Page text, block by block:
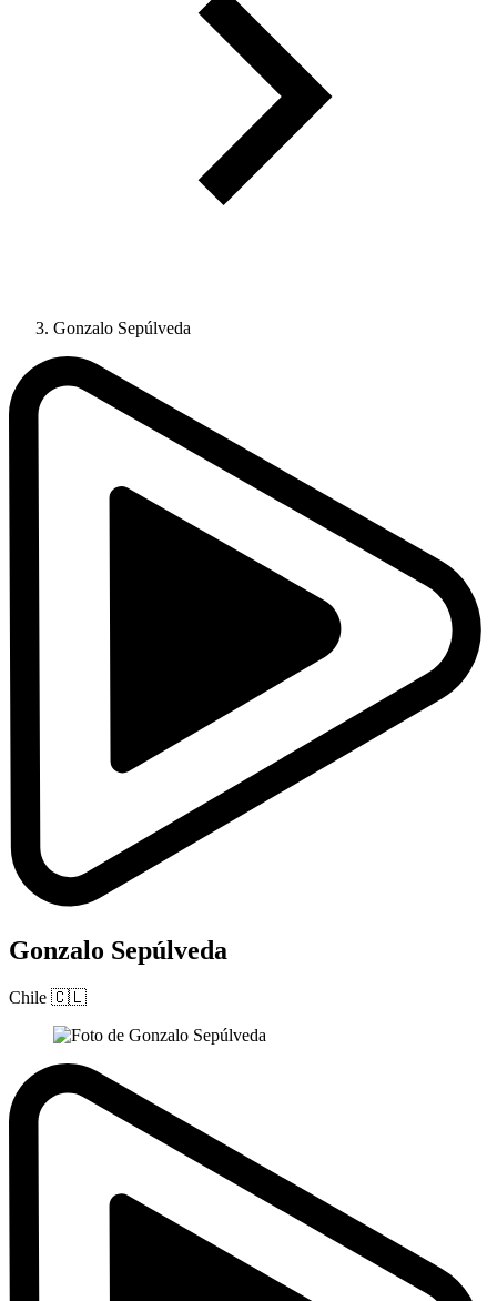
Gonzalo Sepúlveda
Gonzalo Sepúlveda
Chile 🇨🇱